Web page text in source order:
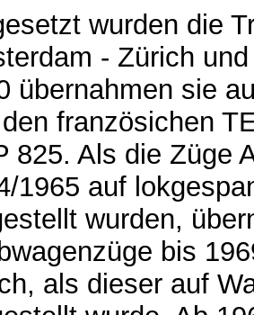
wurden die
- Zürich
übernahmen sie
französichen
825. Als die Züge
1965 auf
wurden,
bis
als dieser auf